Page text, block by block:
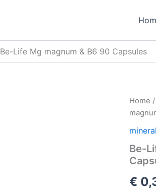
Be-Life Mg magnum & B6 90 Capsules
Home /
Be-
€